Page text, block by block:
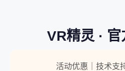
VR精灵 ·
活动优惠｜技术支